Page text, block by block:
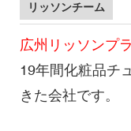
リッソンチーム
広州リッソンプ
19年間化粧品チ
きた会社です。